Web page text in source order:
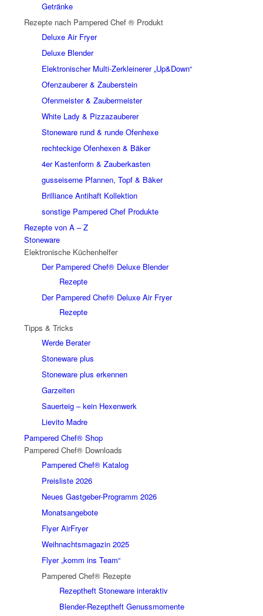
Getränke
Rezepte nach Pampered Chef ® Produkt
Deluxe Air Fryer
Deluxe Blender
Elektronischer Multi-Zerkleinerer „Up&Down“
Ofenzauberer & Zauberstein
Ofenmeister & Zaubermeister
White Lady & Pizzazauberer
Stoneware rund & runde Ofenhexe
rechteckige Ofenhexen & Bäker
4er Kastenform & Zauberkasten
gusseiserne Pfannen, Topf & Bäker
Brilliance Antihaft Kollektion
sonstige Pampered Chef Produkte
Rezepte von A – Z
Stoneware
Elektronische Küchenhelfer
Der Pampered Chef® Deluxe Blender
Rezepte
Der Pampered Chef® Deluxe Air Fryer
Rezepte
Tipps & Tricks
Werde Berater
Stoneware plus
Stoneware plus erkennen
Garzeiten
Sauerteig – kein Hexenwerk
Lievito Madre
Pampered Chef® Shop
Pampered Chef® Downloads
Pampered Chef® Katalog
Preisliste 2026
Neues Gastgeber-Programm 2026
Monatsangebote
Flyer AirFryer
Weihnachtsmagazin 2025
Flyer „komm ins Team“
Pampered Chef® Rezepte
Rezeptheft Stoneware interaktiv
Blender-Rezeptheft Genussmomente